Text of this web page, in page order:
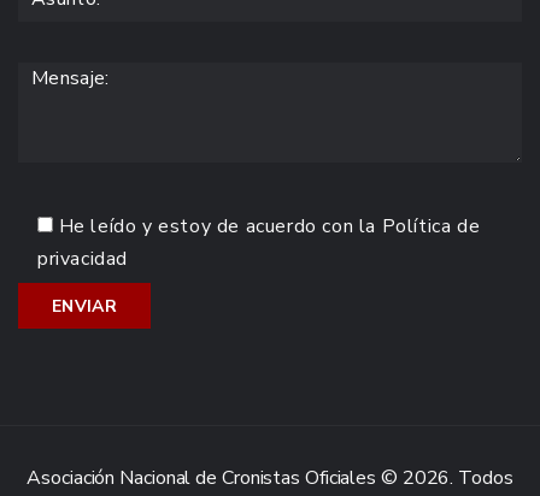
He leído y estoy de acuerdo con la Política de
privacidad
Asociación Nacional de Cronistas Oficiales © 2026. Todos